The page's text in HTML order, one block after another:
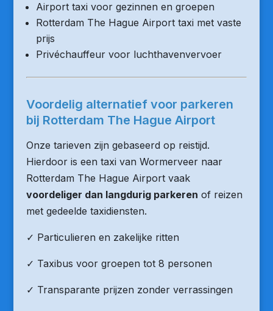
Airport taxi voor gezinnen en groepen
Rotterdam The Hague Airport taxi met vaste
prijs
Privéchauffeur voor luchthavenvervoer
Voordelig alternatief voor parkeren
bij Rotterdam The Hague Airport
Onze tarieven zijn gebaseerd op reistijd.
Hierdoor is een taxi van Wormerveer naar
Rotterdam The Hague Airport vaak
voordeliger dan langdurig parkeren of reizen
met gedeelde taxidiensten.
✓ Particulieren en zakelijke ritten
✓ Taxibus voor groepen tot 8 personen
✓ Transparante prijzen zonder verrassingen